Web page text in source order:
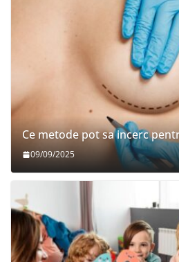
Ce metode pot sa incerc
09/09/2025